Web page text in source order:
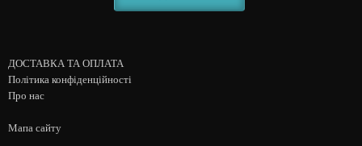
ДОСТАВКА ТА ОПЛАТА
Політика конфіденційності
Про нас
Мапа сайту